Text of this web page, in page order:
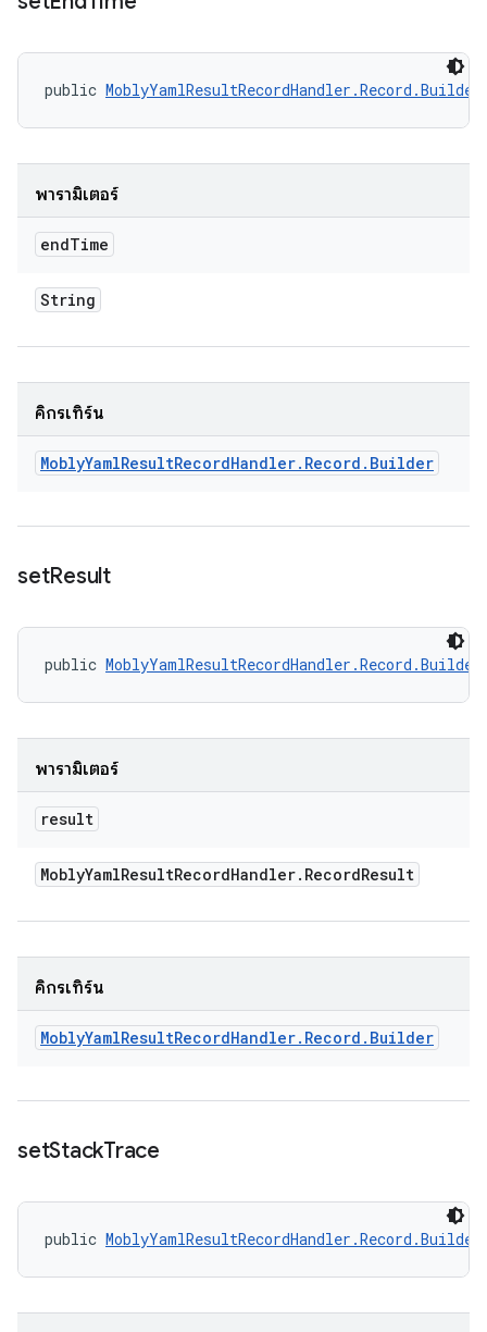
public MoblyYamlResultRecordHandler.Record.Builder
พารามิเตอร์
endTime
String
คิกรีเทิร์น
MoblyYamlResultRecordHandler. Record . Builder
setResult
public MoblyYamlResultRecordHandler.Record.Builder
พารามิเตอร์
result
MoblyYamlResultRecordHandler. RecordResult
คิกรีเทิร์น
MoblyYamlResultRecordHandler. Record . Builder
setStackTrace
public MoblyYamlResultRecordHandler.Record.Builder